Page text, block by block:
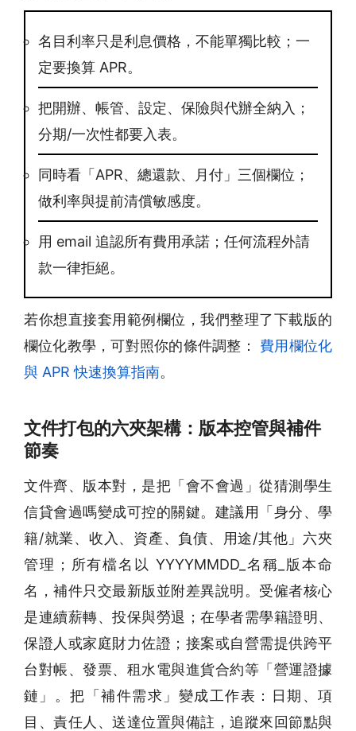
名目利率只是利息價格，不能單獨比較；一
定要換算 APR。
把開辦、帳管、設定、保險與代辦全納入；
分期/一次性都要入表。
同時看「APR、總還款、月付」三個欄位；
做利率與提前清償敏感度。
用 email 追認所有費用承諾；任何流程外請
款一律拒絕。
若你想直接套用範例欄位，我們整理了下載版的
欄位化教學，可對照你的條件調整：
費用欄位化
與 APR 快速換算指南。
文件打包的六夾架構：版本控管與補件
節奏
文件齊、版本對，是把「會不會過」從猜測學生
信貸會過嗎變成可控的關鍵。建議用「身分、學
籍/就業、收入、資產、負債、用途/其他」六夾
管理；所有檔名以 YYYYMMDD_名稱_版本命
名，補件只交最新版並附差異說明。受僱者核心
是連續薪轉、投保與勞退；在學者需學籍證明、
保證人或家庭財力佐證；接案或自營需提供跨平
台對帳、發票、租水電與進貨合約等「營運證據
鏈」。把「補件需求」變成工作表：日期、項
目、責任人、送達位置與備註，追蹤來回節點與